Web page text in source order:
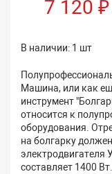
7 120 ₽
В наличии: 1 шт
Машина, или как
инструмент
относится к
оборудования.
на болгарку
составляет 1400